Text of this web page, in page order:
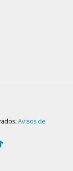
Avisos de